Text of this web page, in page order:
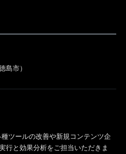
島市）
ツールの改善や新規コンテンツ企
行と効果分析をご担当いただきま